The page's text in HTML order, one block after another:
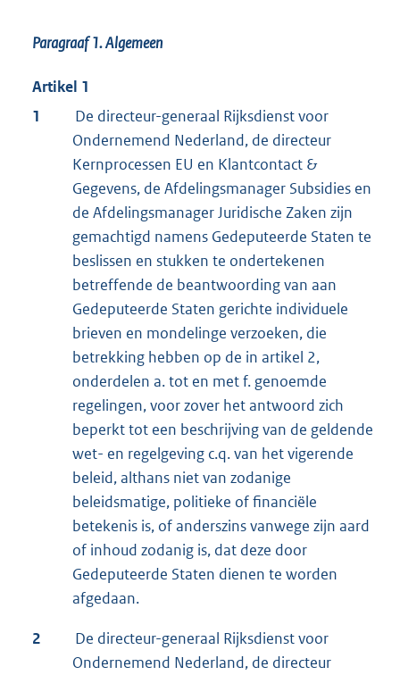
Paragraaf 1. Algemeen
Artikel 1
1
De directeur-generaal Rijksdienst voor
Ondernemend Nederland, de directeur
Kernprocessen EU en Klantcontact &
Gegevens, de Afdelingsmanager Subsidies en
de Afdelingsmanager Juridische Zaken zijn
gemachtigd namens Gedeputeerde Staten te
beslissen en stukken te ondertekenen
betreffende de beantwoording van aan
Gedeputeerde Staten gerichte individuele
brieven en mondelinge verzoeken, die
betrekking hebben op de in artikel 2,
onderdelen a. tot en met f. genoemde
regelingen, voor zover het antwoord zich
beperkt tot een beschrijving van de geldende
wet- en regelgeving c.q. van het vigerende
beleid, althans niet van zodanige
beleidsmatige, politieke of financiële
betekenis is, of anderszins vanwege zijn aard
of inhoud zodanig is, dat deze door
Gedeputeerde Staten dienen te worden
afgedaan.
2
De directeur-generaal Rijksdienst voor
Ondernemend Nederland, de directeur